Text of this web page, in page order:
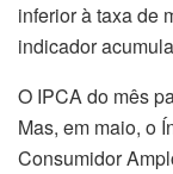
inferior à taxa de
indicador
O IPCA do mês
Mas, em maio, o
Consumidor